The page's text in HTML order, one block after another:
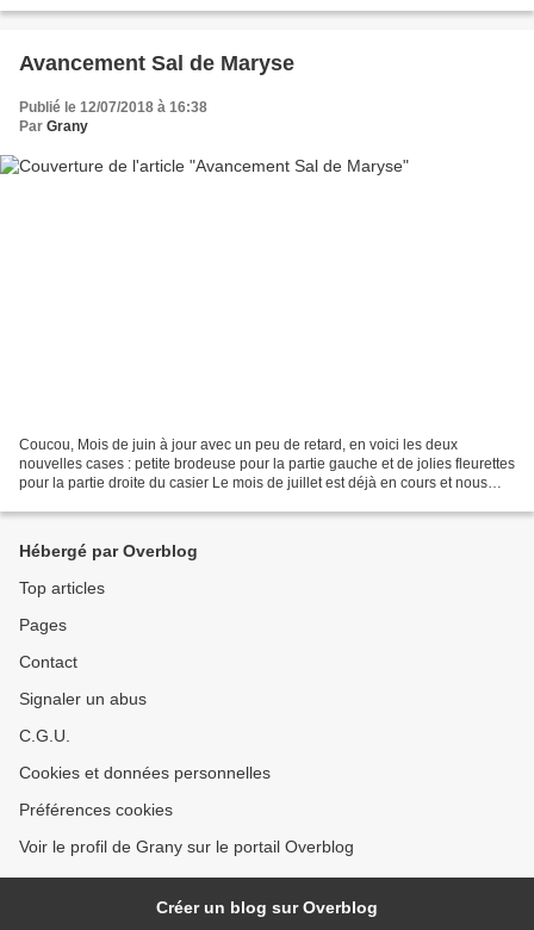
Avancement Sal de Maryse
Publié le 12/07/2018 à 16:38
Par Grany
Coucou, Mois de juin à jour avec un peu de retard, en voici les deux
nouvelles cases : petite brodeuse pour la partie gauche et de jolies fleurettes
pour la partie droite du casier Le mois de juillet est déjà en cours et nous
Hébergé par Overblog
Top articles
Pages
Contact
Signaler un abus
C.G.U.
Cookies et données personnelles
Préférences cookies
Voir le profil de Grany sur le portail Overblog
Créer un blog sur Overblog